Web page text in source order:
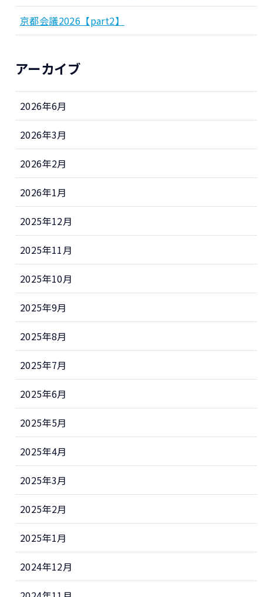
京都会議2026【part2】
アーカイブ
2026年6月
2026年3月
2026年2月
2026年1月
2025年12月
2025年11月
2025年10月
2025年9月
2025年8月
2025年7月
2025年6月
2025年5月
2025年4月
2025年3月
2025年2月
2025年1月
2024年12月